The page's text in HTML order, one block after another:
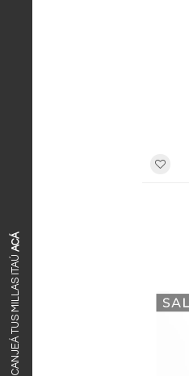
CANJEÁ TUS MILLAS ITAÚ
ACÁ